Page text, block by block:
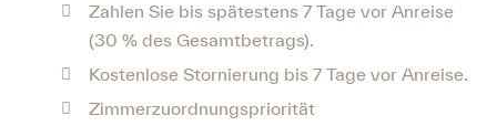
Zahlen Sie bis spätestens 7 Tage vor Anreise
(30 % des Gesamtbetrags).
Kostenlose Stornierung bis 7 Tage vor Anreise.
Zimmerzuordnungspriorität